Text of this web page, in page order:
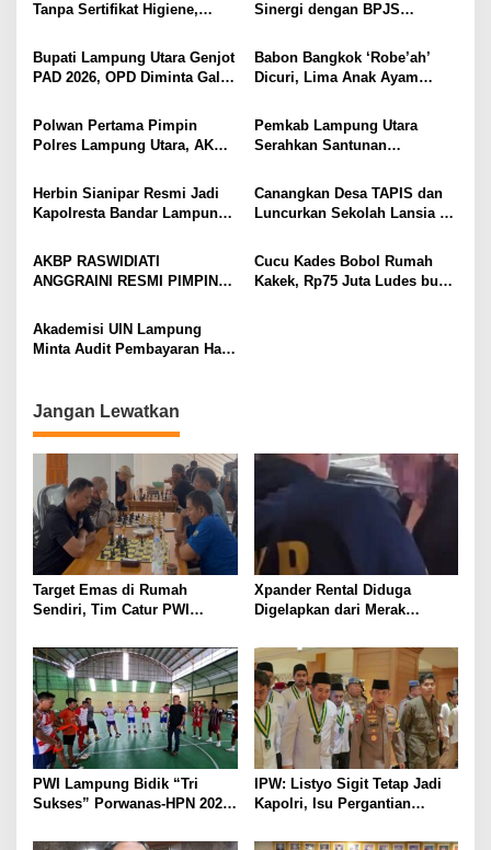
Tanpa Sertifikat Higiene,
Sinergi dengan BPJS
Kesehatan Makin Cepat dan
Mudah
Bupati Lampung Utara Genjot
PAD 2026, OPD Diminta Gali
hingga Optimalkan PBB-P2
Babon Bangkok ‘Robe’ah’
Dicuri, Lima Anak Ayam
Gang Jalaba Kotabumi Heboh
Polwan Pertama Pimpin
Polres Lampung Utara, AKBP
Pedang Pora
Pemkab Lampung Utara
Serahkan Santunan
Korban Kebakaran
Herbin Sianipar Resmi Jadi
Kapolresta Bandar Lampung,
Prioritas
Canangkan Desa TAPIS dan
Luncurkan Sekolah Lansia di
TP PKK Lampung Dorong
Pembangunan SDM Dimulai
dari Desa
AKBP RASWIDIATI
ANGGRAINI RESMI PIMPIN
BAWA KOMITMEN PERKUAT
KAMTIBMAS DAN
PELAYANAN PRESISI
Cucu Kades Bobol Rumah
Kakek, Rp75 Juta Ludes buat
Akademisi UIN Lampung
Minta Audit Pembayaran Hak
Berlarut
Jangan Lewatkan
Target Emas di Rumah
Sendiri, Tim Catur PWI
Sekarang
Xpander Rental Diduga
Digelapkan dari Merak
Pengemudinya Prajurit TNI
AL
PWI Lampung Bidik “Tri
Sukses” Porwanas-HPN 2027:
Pariwisata Menggeliat
IPW: Listyo Sigit Tetap Jadi
Kapolri, Isu Pergantian
Kawanan Febrie Adriansyah